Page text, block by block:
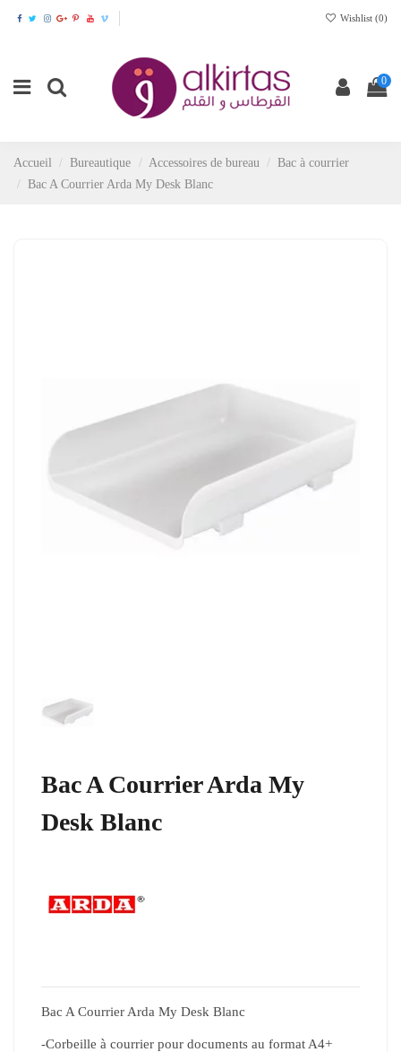
Wishlist (0)
0
Accueil Bureautique Accessoires de bureau
Bac à courrier
Bac A Courrier Arda My Desk Blanc
Bac A Courrier Arda My
Desk Blanc
Bac A Courrier Arda My Desk Blanc
-Corbeille à courrier pour documents au format A4+